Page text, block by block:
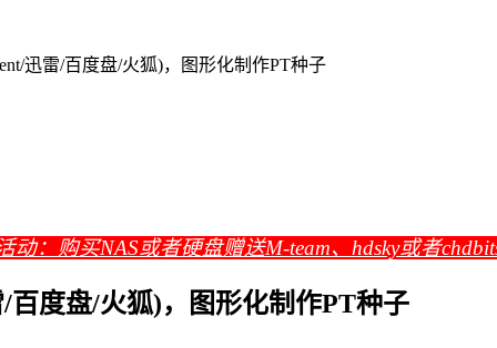
迅雷/百度盘/火狐)，图形化制作PT种子
动：购买NAS或者硬盘赠送M-team、hdsky或者
度盘/火狐)，图形化制作PT种子